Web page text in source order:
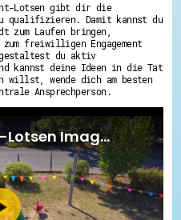
Lotsen gibt dir die
qualifizieren. Damit kannst du
zum Laufen bringen,
zum freiwilligen Engagement
du aktiv
kannst deine Ideen in die Tat
willst, wende dich am besten
Ansprechperson.